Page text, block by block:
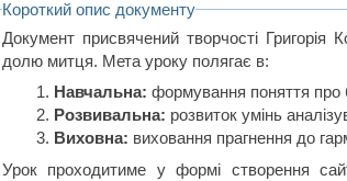
Короткий опис документу
Документ присвячений творчості Григорія
долю митця. Мета уроку полягає в:
Навчальна: формування поняття про
Розвивальна: розвиток умінь
Виховна: виховання прагнення до
Урок проходитиме у формі створення